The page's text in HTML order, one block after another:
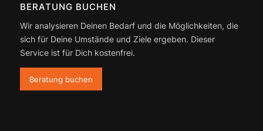
BERATUNG BUCHEN
Wir analysieren Deinen Bedarf und die Möglichkeiten, die
sich für Deine Umstände und Ziele ergeben. Dieser
Service ist für Dich kostenfrei.
Beratung buchen